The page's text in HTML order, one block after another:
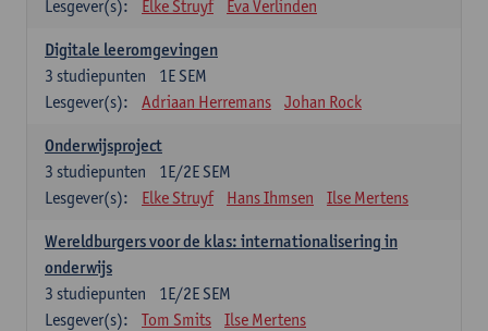
Lesgever(s):
Elke Struyf Eva Verlinden
Digitale leeromgevingen
1E SEM
3 studiepunten
Lesgever(s):
Adriaan Herremans Johan Rock
Onderwijsproject
1E/2E SEM
3 studiepunten
Lesgever(s):
Elke Struyf Hans Ihmsen Ilse Mertens
Wereldburgers voor de klas: internationalisering in
onderwijs
1E/2E SEM
3 studiepunten
Lesgever(s):
Tom Smits Ilse Mertens